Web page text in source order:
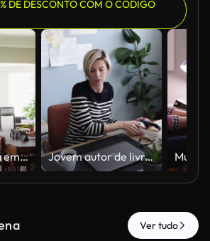
DE DESCONTO COM O CÓDIGO
Mulher sentada em casa fazendo esboços enquanto assiste aulas online em um tablet digital Jovem autor de livros
Ver tudo